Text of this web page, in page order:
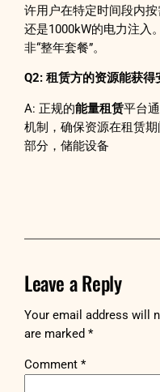
许用户在特定时间段内
还是1000kW的电力注入
非“整年套餐”。
Q2: 租赁方的资源能获得
A: 正规的能量租赁平台
机制，确保资源在租赁
部分，储能设备
Leave a Reply
Your email address will
are marked*
Comment*